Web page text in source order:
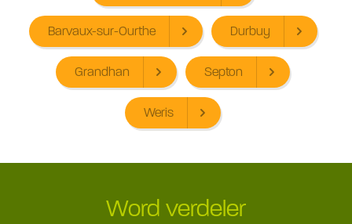
Barvaux-sur-Ourthe Durbuy
Grandhan Septon
Weris
Word verdeler